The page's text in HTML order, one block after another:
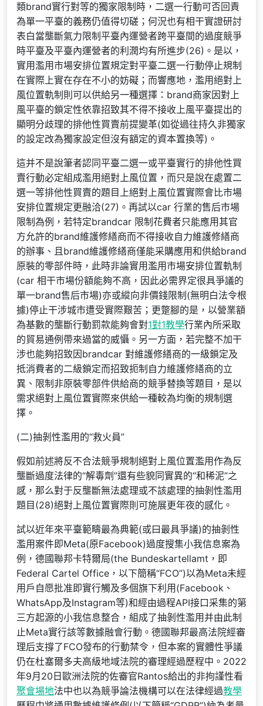
類brand實行對等的獨家限制時，二選一行動可否回責
為單一平臺的義務仍值得切磋；何況也有相干實證研討
表白當壟斷氣力限制平臺內運營者跨平臺間的過度競爭
時平臺及平臺內運營者的利潤均有所進步(26)。是以，
實用濫用市場安排位置規定對平臺二選一行動停止規制
在實際上實在存在不小的妨礙；而響應地，濫用絕對上
風位置軌制則可以供給另一種選擇：brand商家因對上
風平臺的鎖定性依靠招致其不得不接收上風平臺提出的
顯明分歧理的排他性買賣前提變革(如從過往持久非獨家
的設定改為獨家設定但沒有額定的資本置換等)。
這并不是說筆者認同平臺二選一或平臺實行的排他性買
賣行動必定組成濫用絕對上風位置，而只是說在處置二
選一等排他性買賣的題目上絕對上風位置實際會比市場
安排位置規定更融洽(27)。再試以car 行業的售后市場
限制為例，若特定brandcar 限制花費者只能應用其官
方允許的brand維護修繕商而不得接收自力維護修繕商
的辦事、且brand維護修繕商僅能采購應用和供給brand
原裝的零部件時，此時非論實用濫用市場安排位置軌制
(car 相干市場份額能夠不高，因此必需界定很具爭議的
單一brand售后市場)亦或縱向非價錢限制(無明白法令根
據)停止干涉城市遭受實際艱苦；更蹩腳的是，以營業額
為基數的壟斷行動罰款能夠會對1對1教學行業內所采取
的貿易通例帶來過當的威懾。另一方面，若完整不加干
涉也能夠招致因brandcar 對維護修繕商的一級鎖定及
抵消費者的二級鎖定而招致扼制自力維護修繕商的立
異、限制非原裝零部件供給商的競爭替換等題目，是以
需求絕對上風位置實際來供給一種較為均衡的規制選
擇。
(二)抽剝性濫用的“救火員”
假如前述將反不合法競爭規制絕對上風位置濫用作為反
壟斷過度法律的“解毒劑”還有些貌同實異的“和稀泥”之
感，那么對于反壟斷無法處理或不該處理的抽剝性濫用
題目(28)絕對上風位置實際則可施展更年夜的感化。
試以近年來平臺範疇最為典範(或曰最具爭議)的抽剝性
濫用案件即Meta(原Facebook)過度搜集小我信息案為
例，德國聯邦卡特爾局(the Bundeskartellamt，即
Federal Cartel Office，以下簡稱“FCO”)以為Meta未經
用戶自愿批准即實行觸及多個旗下利用(Facebook、
WhatsApp及Instagram等)和經由過程API接口采集的第
三方起源的小我信息整合，組成了抽剝性濫用并由此制
止Meta實行該等數據融會行動。德國聯邦最高法院經審
理后支撐了FCO發布的行動禁令，但本案的實體性爭議
仍在杜塞爾多夫高級地域法院的審理經過歷程中。2022
年9月20日歐洲法院的佐審官Rantos給出的非拘謹性看
聚會場地法中也以為競爭論法機構可以在法律經過教學